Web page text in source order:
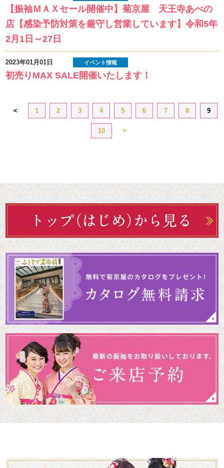
【振袖ＭＡＸセール開催中】菊京屋 天王寺あべの
店【感染予防対策を厳守し営業しています】令和5年
2月1日～27日
2023年01月01日 イベント情報
初売りMAX SALE開催いたします！
< 1 2 3 4 5 6 7 8 9
10 >